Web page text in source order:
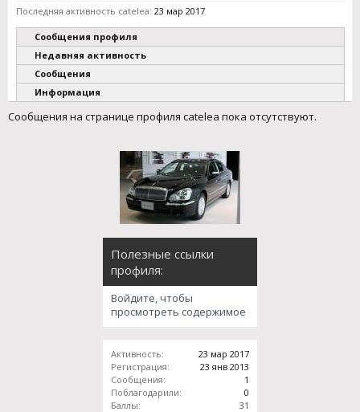
Полезные ссылки
профиля:
Войдите, чтобы
просмотреть содержимое
Активность:
23 мар 2017
Регистрация:
23 янв 2013
Сообщения:
1
Поблагодарили:
0
Баллы:
31
Последняя активность catelea: 23 мар 2017
Сообщения профиля
Недавняя активность
Сообщения
Информация
Сообщения на странице профиля catelea пока отсутствуют.